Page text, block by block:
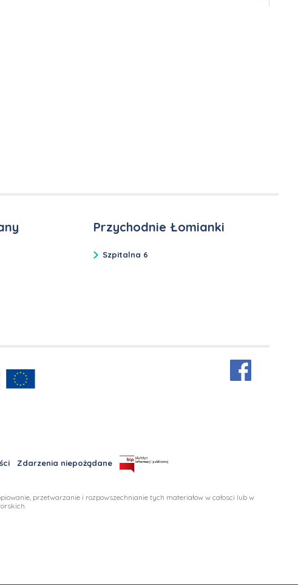
Przychodnie Łomianki
Szpitalna 6
Zdarzenia niepożądane
przetwarzanie i rozpowszechnianie tych materiałow w całosci lub w